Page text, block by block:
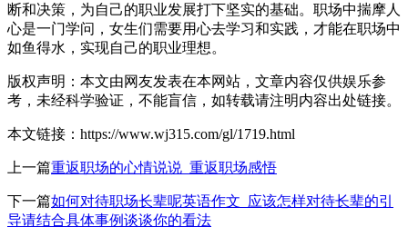
断和决策，为自己的职业发展打下坚实的基础。职场中揣摩人
心是一门学问，女生们需要用心去学习和实践，才能在职场中
如鱼得水，实现自己的职业理想。
版权声明：本文由网友发表在本网站，文章内容仅供娱乐参
考，未经科学验证，不能盲信，如转载请注明内容出处链接。
本文链接：https://www.wj315.com/gl/1719.html
上一篇重返职场的心情说说_重返职场感悟
下一篇如何对待职场长辈呢英语作文_应该怎样对待长辈的引
导请结合具体事例谈谈你的看法